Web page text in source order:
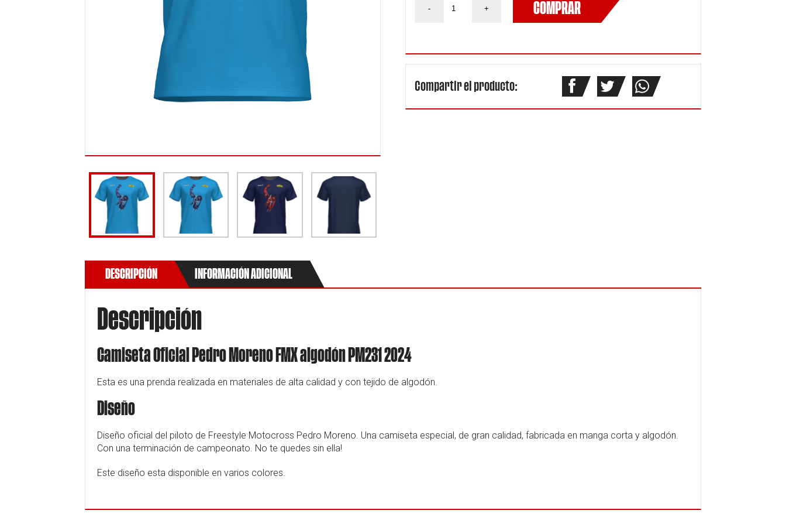
-
Pedro
2024
Estampado
+ COMPRAR
Compartir el producto:
DESCRIPCIÓN INFORMACIÓN ADICIONAL
Descripción
Camiseta Oficial Pedro Moreno FMX algodón PM231 2024
Esta es una prenda realizada en materiales de alta calidad y con tejido de algodón.
Diseño
Diseño oficial del piloto de Freestyle Motocross Pedro Moreno. Una camiseta especial, de gran calidad, fabricada en manga corta y algodón.
Con una terminación de campeonato. No te quedes sin ella!
Este diseño esta disponible en varios colores.